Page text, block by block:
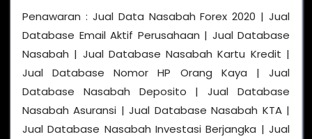
Penawaran : Jual Data Nasabah Forex 2020 | Jual
Database Email Aktif Perusahaan | Jual Database
Nasabah | Jual Database Nasabah Kartu Kredit |
Jual Database Nomor HP Orang Kaya | Jual
Database Nasabah Deposito | Jual Database
Nasabah Asuransi | Jual Database Nasabah KTA |
Jual Database Nasabah Investasi Berjangka | Jual